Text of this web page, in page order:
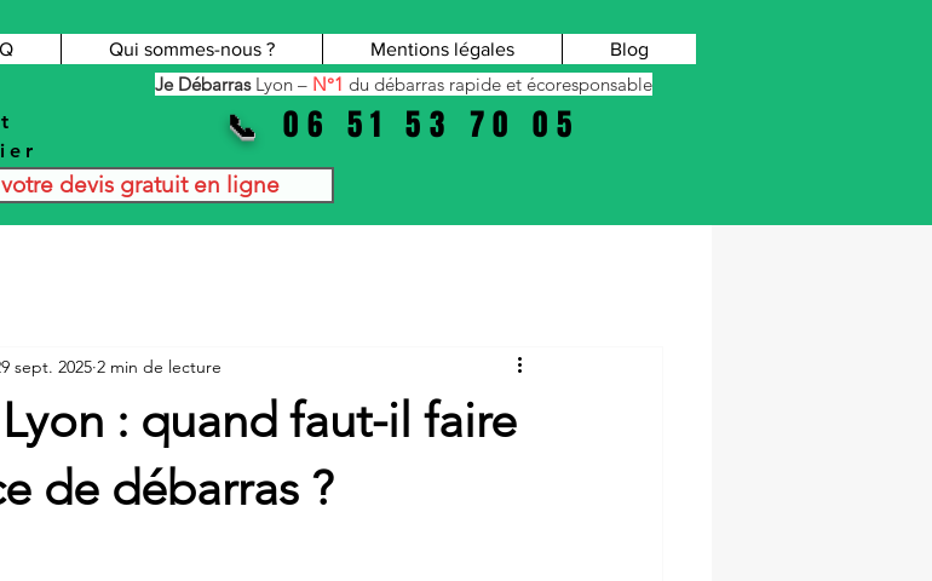
Qui sommes-nous ? Mentions légales Blog
Je Débarras Lyon – N°1 du débarras rapide et écoresponsable
📞 06 51 53 70 05
devis gratuit en ligne
: quand faut-il faire
de débarras ?
sept. 2025 2 min de lecture